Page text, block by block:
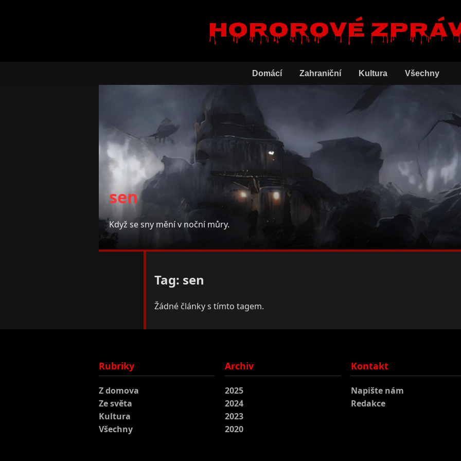
Hororové
Domácí Zahraniční Kultura Všechny
sen
Když se sny mění v noční můry.
Tag: sen
Žádné články s tímto tagem.
Rubriky
Z domova
Ze světa
Kultura
Všechny
Archiv
2025
2024
2023
2020
Kontakt
Napište nám
Redakce